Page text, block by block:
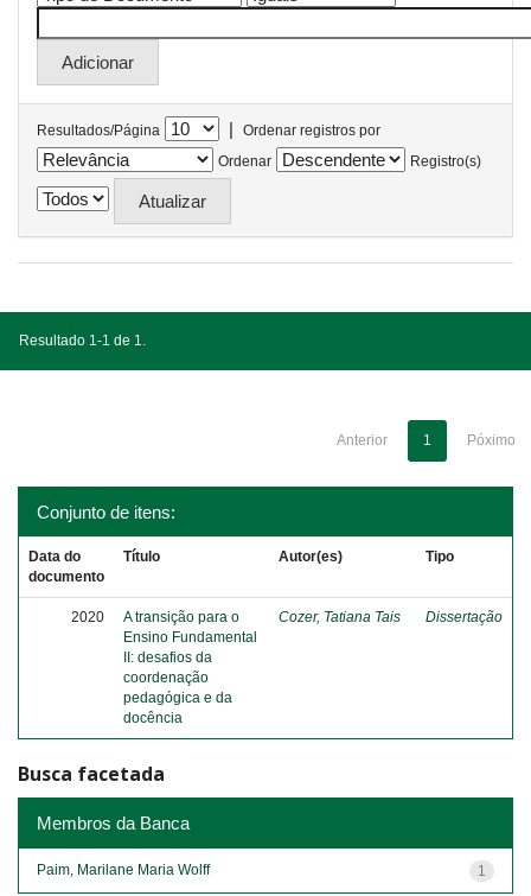
Resultados/Página |
Ordenar registros por
Ordenar
Registro(s)
Resultado 1-1 de 1.
Anterior 1 Póximo
Conjunto de itens:
Data do
documento
Título Autor(es) Tipo
2020
A transição para o
Ensino Fundamental
II: desafios da
coordenação
pedagógica e da
docência
Cozer, Tatiana Tais Dissertação
Busca facetada
Membros da Banca
1
Paim, Marilane Maria Wolff